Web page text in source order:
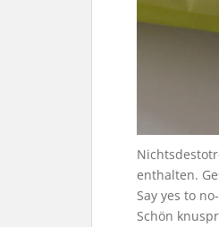
enthalten.
Say yes to
Schön